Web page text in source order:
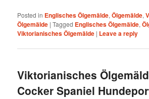
Posted in Englisches Ölgemälde,Ölgemälde,
Ölgemälde |Tagged Englisches Ölgemälde,
Viktorianisches Ölgemälde | Leave a reply
Viktorianisches
Cocker Spaniel